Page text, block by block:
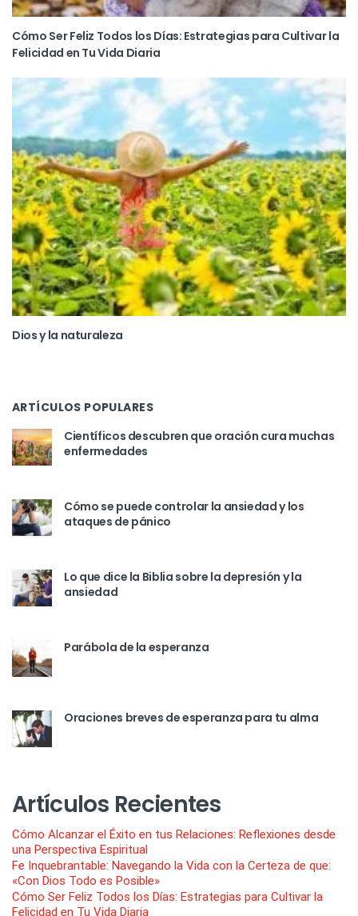
Cómo Ser Feliz Todos los Días: Estrategias para Cultivar la
Felicidad en Tu Vida Diaria
Dios y la naturaleza
ARTÍCULOS POPULARES
Científicos descubren que oración cura muchas
enfermedades
Cómo se puede controlar la ansiedad y los
ataques de pánico
Lo que dice la Biblia sobre la depresión y la
ansiedad
Parábola de la esperanza
Oraciones breves de esperanza para tu alma
Artículos Recientes
Cómo Alcanzar el Éxito en tus Relaciones: Reflexiones desde
una Perspectiva Espiritual
Fe Inquebrantable: Navegando la Vida con la Certeza de que:
«Con Dios Todo es Posible»
Cómo Ser Feliz Todos los Días: Estrategias para Cultivar la
Felicidad en Tu Vida Diaria